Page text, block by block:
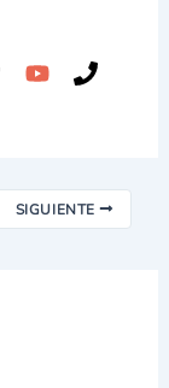
SIGUIENTE